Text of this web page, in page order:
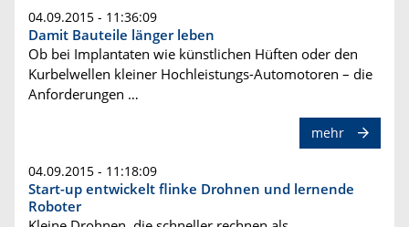
04.09.2015 - 11:36:09
Damit Bauteile länger leben
Ob bei Implantaten wie künstlichen Hüften oder den
Kurbelwellen kleiner Hochleistungs-Automotoren – die
Anforderungen …
mehr
04.09.2015 - 11:18:09
Start-up entwickelt flinke Drohnen und lernende
Roboter